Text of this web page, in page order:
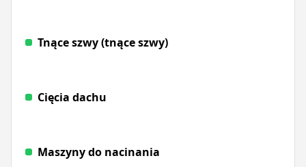
Tnące szwy (tnące szwy)
Cięcia dachu
Maszyny do nacinania